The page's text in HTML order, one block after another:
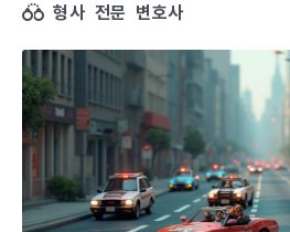
형사 전문 변호사